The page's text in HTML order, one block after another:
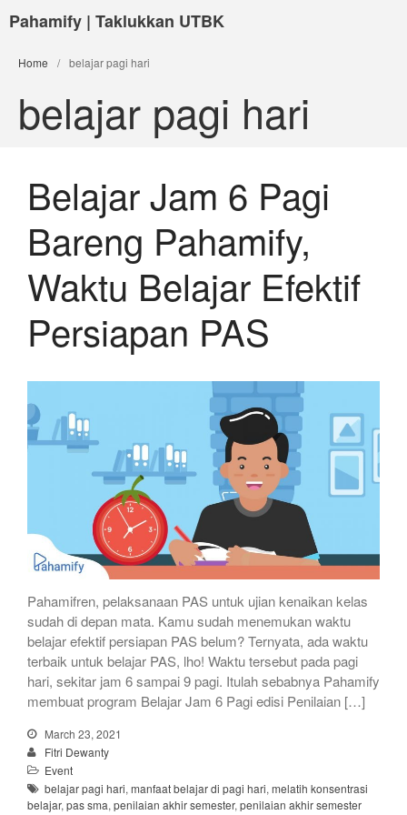
Pahamify | Taklukkan UTBK
Home / belajar pagi hari
belajar pagi hari
Belajar Jam 6 Pagi
Bareng Pahamify,
Waktu Belajar Efektif
Persiapan PAS
Pahamifren, pelaksanaan PAS untuk ujian kenaikan kelas
sudah di depan mata. Kamu sudah menemukan waktu
belajar efektif persiapan PAS belum? Ternyata, ada waktu
terbaik untuk belajar PAS, lho! Waktu tersebut pada pagi
hari, sekitar jam 6 sampai 9 pagi. Itulah sebabnya Pahamify
membuat program Belajar Jam 6 Pagi edisi Penilaian […]
March 23, 2021
Fitri Dewanty
Event
belajar pagi hari, manfaat belajar di pagi hari, melatih konsentrasi
belajar, pas sma, penilaian akhir semester, penilaian akhir semester